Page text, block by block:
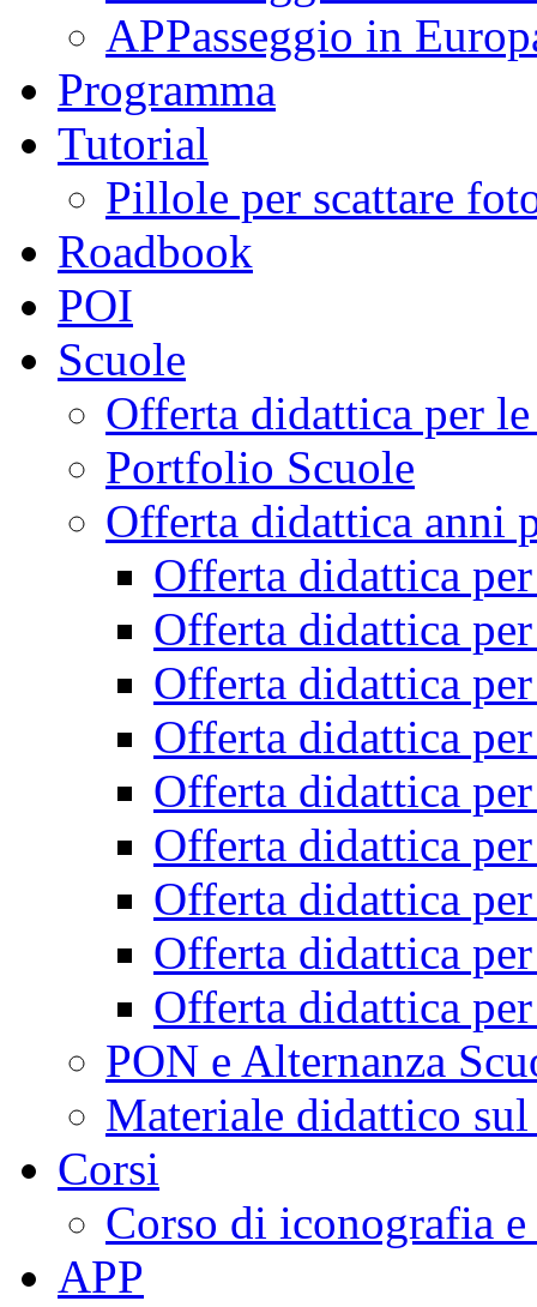
APPasseggio in
Programma
Tutorial
Pillole per scattare
Roadbook
POI
Scuole
Offerta didattica per
Portfolio Scuole
Offerta didattica anni
Offerta didattica
Offerta didattica
Offerta didattica
Offerta didattica
Offerta didattica
Offerta didattica
Offerta didattica
Offerta didattica
Offerta didattica
PON e Alternanza
Materiale didattico
Corsi
Corso di iconografia
APP